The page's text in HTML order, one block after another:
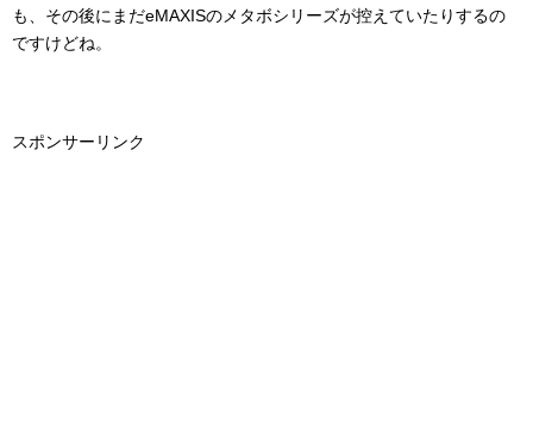
も、その後にまだeMAXISのメタボシリーズが控えていたりするの
ですけどね。
スポンサーリンク